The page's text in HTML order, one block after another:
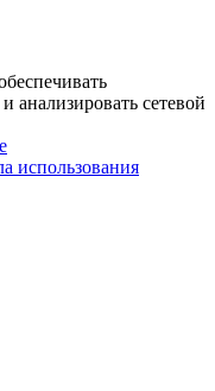
анализировать сетевой
использования